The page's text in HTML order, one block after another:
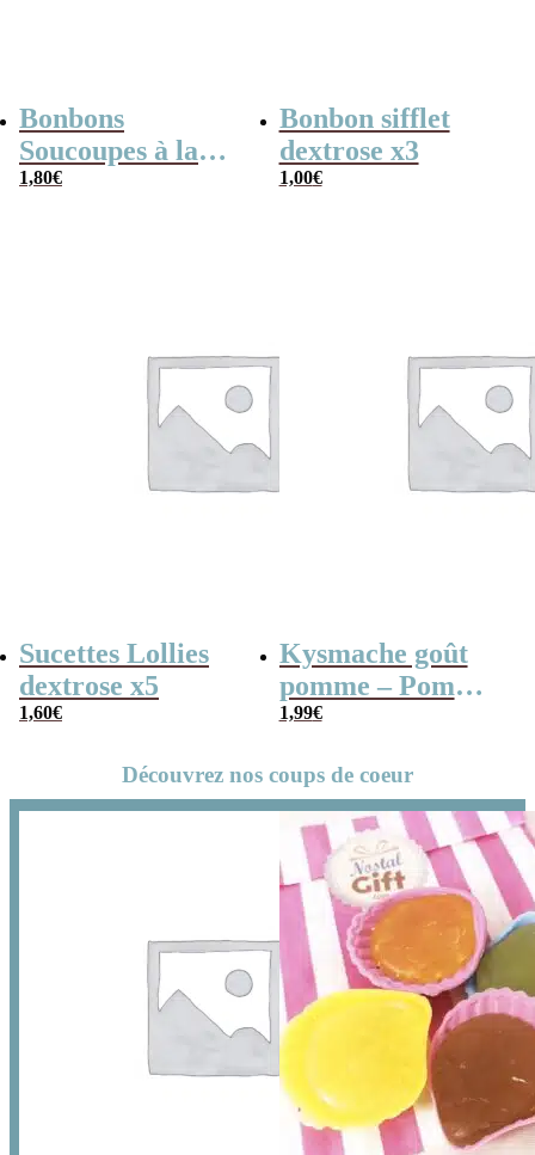
Bonbons
Soucoupes à la
poudre (x20)
1,80€
Bonbon sifflet
dextrose x3
1,00€
Sucettes Lollies
dextrose x5
1,60€
Kysmache goût
pomme – Pom
Pom x 20
1,99€
Découvrez nos coups de coeur